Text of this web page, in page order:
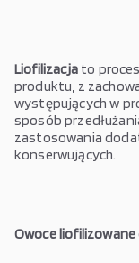
Liofilizacjato
produktu, z
występujących w
sposób
zastosowania
konserwujących.
Owoce